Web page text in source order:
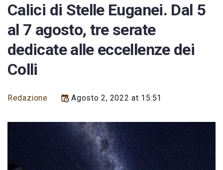
Calici di Stelle Euganei. Dal 5
al 7 agosto, tre serate
dedicate alle eccellenze dei
Colli
Redazione Agosto 2, 2022 at 15:51